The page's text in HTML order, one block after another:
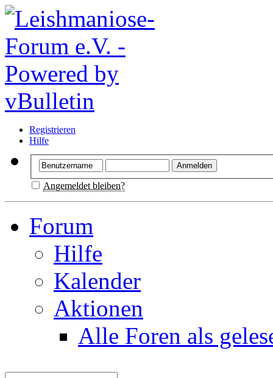
Registrieren
Hilfe
Angemeldet bleiben?
Forum
Hilfe
Kalender
Aktionen
Alle Foren als